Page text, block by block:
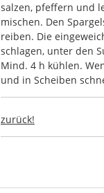
salzen, pfeffern und
mischen. Den
reiben. Die
schlagen, unter den
Mind. 4 h kühlen.
und in Scheiben
zurück!